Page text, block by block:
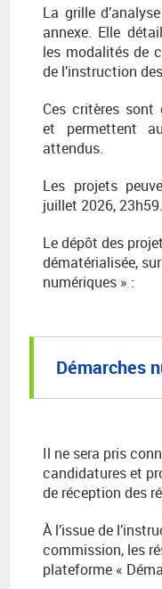
La grille
annexe. Elle
les modalités de
de l’instruction
Ces critères
et permettent
attendus.
Les projets
juillet 2026, 23h59.
Le dépôt des
dématérialisée,
numériques » :
Démarches
Il ne sera pris
candidatures et
de réception des
À l’issue de
commission, les
plateforme «